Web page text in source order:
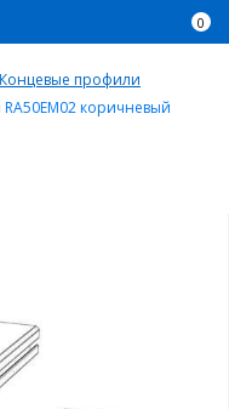
0
Концевые профили
коричневый